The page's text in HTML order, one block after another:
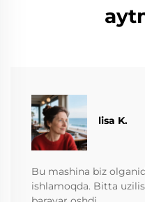
lisa K.
Bu mashina biz
ishlamoqda. Bitta